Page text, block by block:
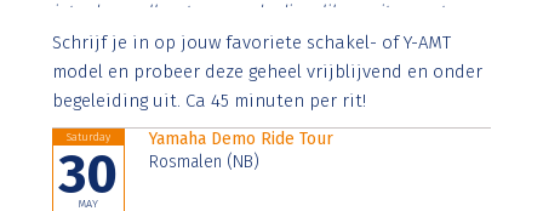
interdum nulla, ut commodo diam libero vitae erat.
Aenean faucibus nibh et justo cursus id rutrum lorem
imperdiet. Nunc ut sem vitae risus tristique posuere.
Schrijf je in op jouw favoriete schakel- of Y-AMT
model en probeer deze geheel vrijblijvend en onder
begeleiding uit. Ca 45 minuten per rit!
Saturday
30
MAY
Yamaha Demo Ride Tour
Rosmalen (NB)